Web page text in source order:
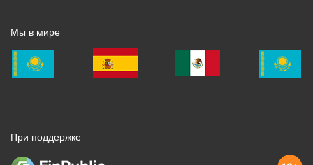
Мы в мире
При поддержке